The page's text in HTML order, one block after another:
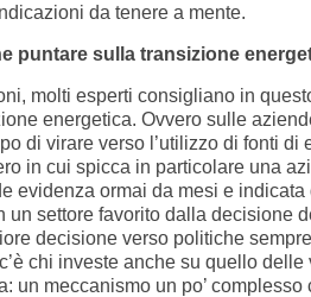
da tenere a mente.
puntare sulla transizione
molti esperti consigliano in
energetica. Ovvero sulle
di virare verso l’utilizzo di fonti di
in cui spicca in particolare una
evidenza ormai da mesi e
un settore favorito dalla decisione
decisione verso politiche
chi investe anche su quello delle
un meccanismo un po’